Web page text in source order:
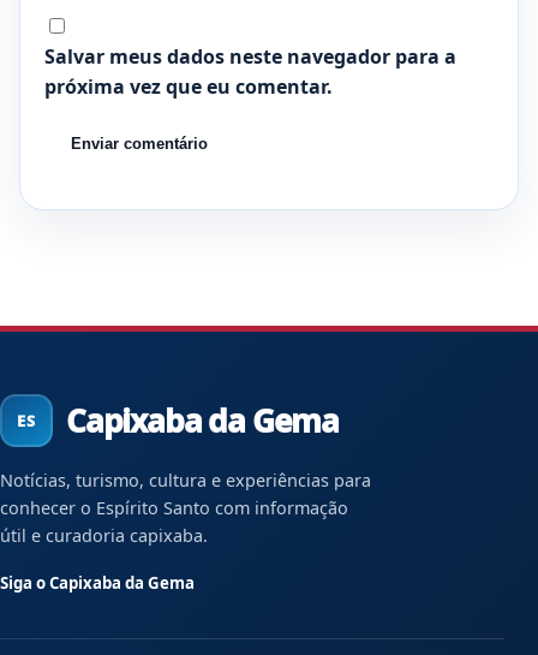
Salvar meus dados neste navegador para a
próxima vez que eu comentar.
Capixaba da Gema
Notícias, turismo, cultura e experiências para
conhecer o Espírito Santo com informação
útil e curadoria capixaba.
Siga o Capixaba da Gema